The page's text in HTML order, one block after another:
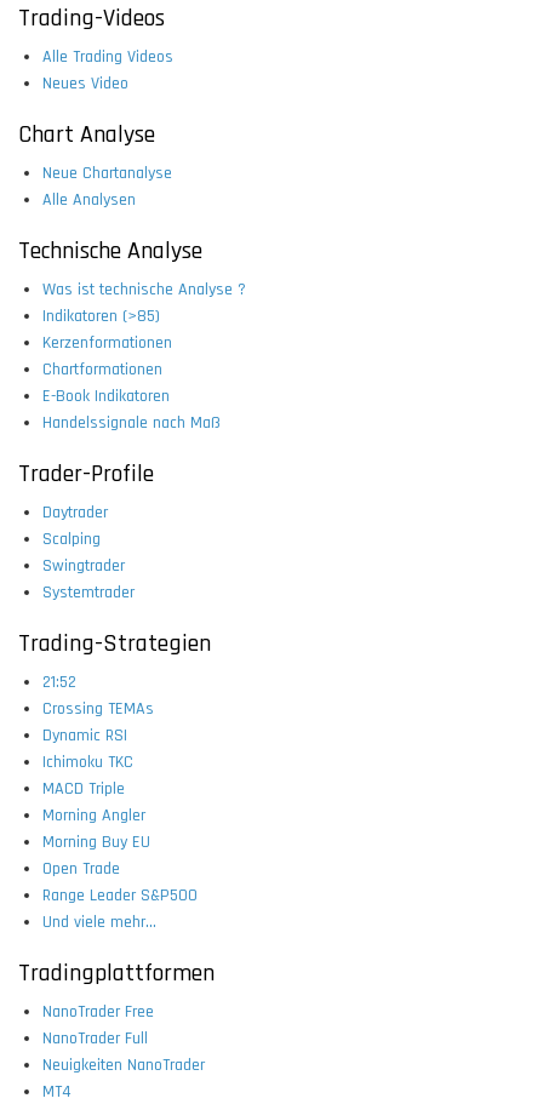
Trading-Videos
Alle Trading Videos
Neues Video
Chart Analyse
Neue Chartanalyse
Alle Analysen
Technische Analyse
Was ist technische Analyse ?
Indikatoren (>85)
Kerzenformationen
Chartformationen
E-Book Indikatoren
Handelssignale nach Maß
Trader-Profile
Daytrader
Scalping
Swingtrader
Systemtrader
Trading-Strategien
21:52
Crossing TEMAs
Dynamic RSI
Ichimoku TKC
MACD Triple
Morning Angler
Morning Buy EU
Open Trade
Range Leader S&P500
Und viele mehr...
Tradingplattformen
NanoTrader Free
NanoTrader Full
Neuigkeiten NanoTrader
MT4